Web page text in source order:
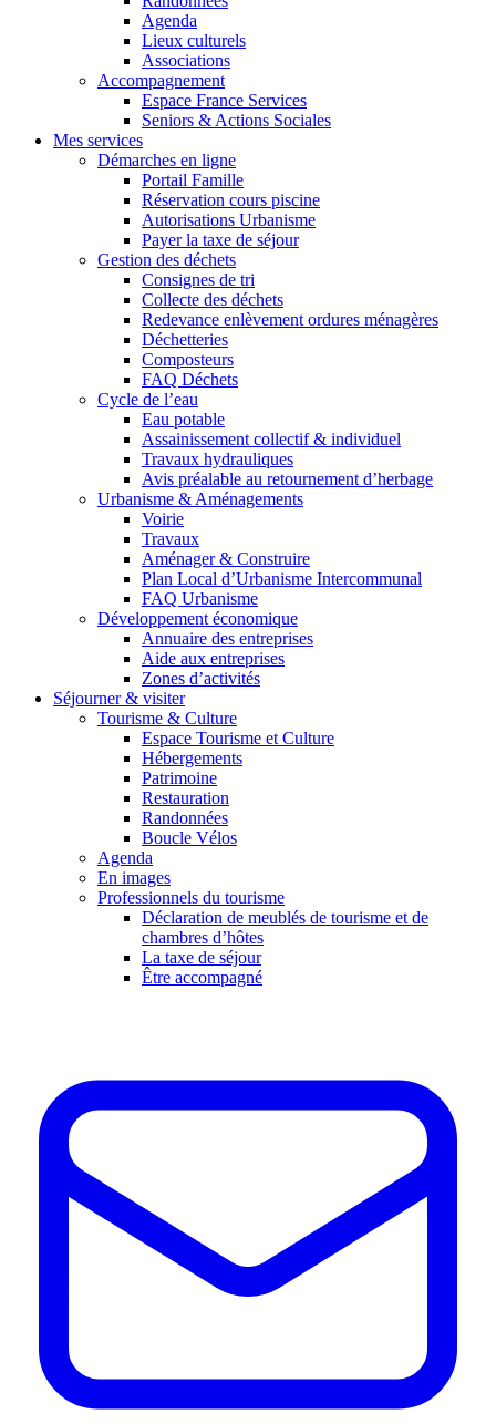
Agenda
Lieux culturels
Associations
Accompagnement
Espace France Services
Seniors & Actions Sociales
Mes services
Démarches en ligne
Portail Famille
Réservation cours piscine
Autorisations Urbanisme
Payer la taxe de séjour
Gestion des déchets
Consignes de tri
Collecte des déchets
Redevance enlèvement ordures ménagères
Déchetteries
Composteurs
FAQ Déchets
Cycle de l’eau
Eau potable
Assainissement collectif & individuel
Travaux hydrauliques
Avis préalable au retournement d’herbage
Urbanisme & Aménagements
Voirie
Travaux
Aménager & Construire
Plan Local d’Urbanisme Intercommunal
FAQ Urbanisme
Développement économique
Annuaire des entreprises
Aide aux entreprises
Zones d’activités
Séjourner & visiter
Tourisme & Culture
Espace Tourisme et Culture
Hébergements
Patrimoine
Restauration
Randonnées
Boucle Vélos
Agenda
En images
Professionnels du tourisme
Déclaration de meublés de tourisme et de
chambres d’hôtes
La taxe de séjour
Être accompagné